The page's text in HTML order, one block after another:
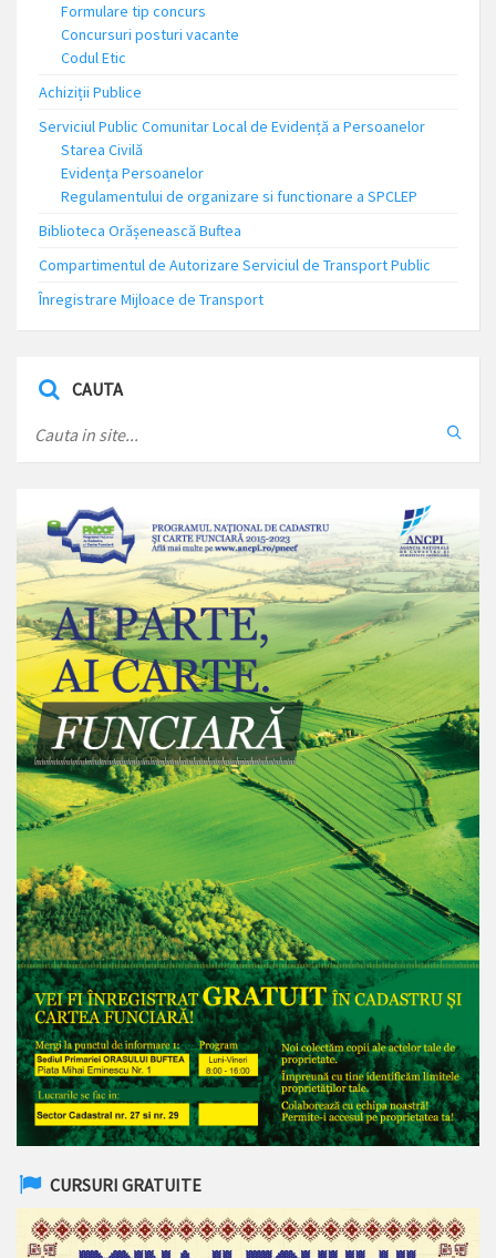
Formulare tip concurs
Concursuri posturi vacante
Codul Etic
Achiziții Publice
Serviciul Public Comunitar Local de Evidență a Persoanelor
Starea Civilă
Evidența Persoanelor
Regulamentului de organizare si functionare a SPCLEP
Biblioteca Orășenească Buftea
Compartimentul de Autorizare Serviciul de Transport Public
Înregistrare Mijloace de Transport
CAUTA
CURSURI GRATUITE